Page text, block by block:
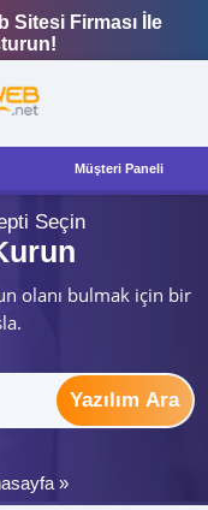
Sitesi Firması İle
Müşteri Paneli
Seçin
olanı bulmak için bir
Yazılım Ara
»